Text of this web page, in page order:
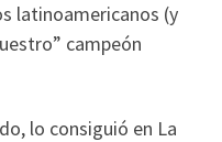
latinoamericanos (y
campeón
lo consiguió en La